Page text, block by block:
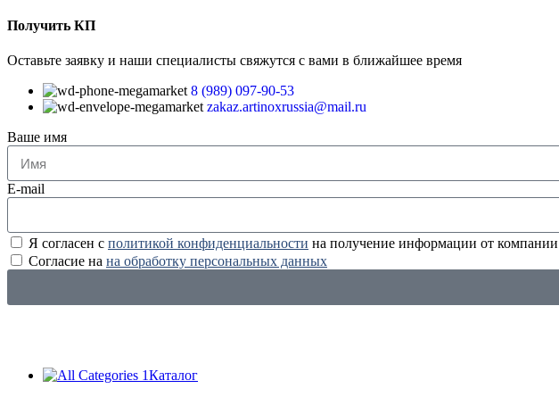
Получить КП
Оставьте заявку и наши специалисты свяжутся с вами в ближайшее время
8 (989) 097-90-53
zakaz.artinoxrussia@mail.ru
Ваше имя
E-mail
Я согласен с политикой конфиденциальности на получение информации от компании
Согласие на на обработку персональных данных
Каталог